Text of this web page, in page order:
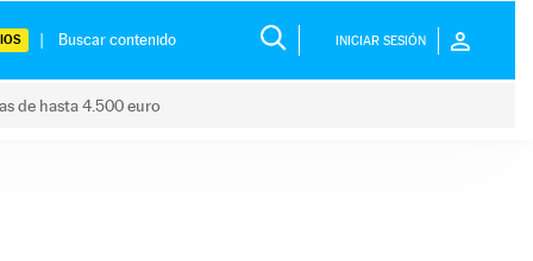
INICIAR SESIÓN
de hasta 4.500 euro